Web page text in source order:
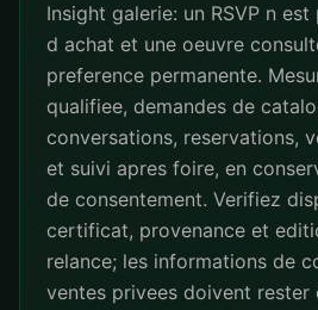
Insight galerie: un RSVP n
d achat et une oeuvre
preference permanente.
qualifiee, demandes de
conversations, reservations,
et suivi apres foire, en
de consentement. Verifiez
certificat, provenance et
relance; les informations de
ventes privees doivent rester